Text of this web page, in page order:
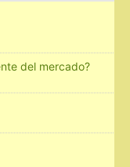
del mercado?